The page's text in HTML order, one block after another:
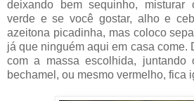
deixando bem sequinho, misturar
verde e se você gostar, alho e
azeitona picadinha, mas coloco
já que ninguém aqui em casa come.
com a massa escolhida, juntando
bechamel, ou mesmo vermelho, fica